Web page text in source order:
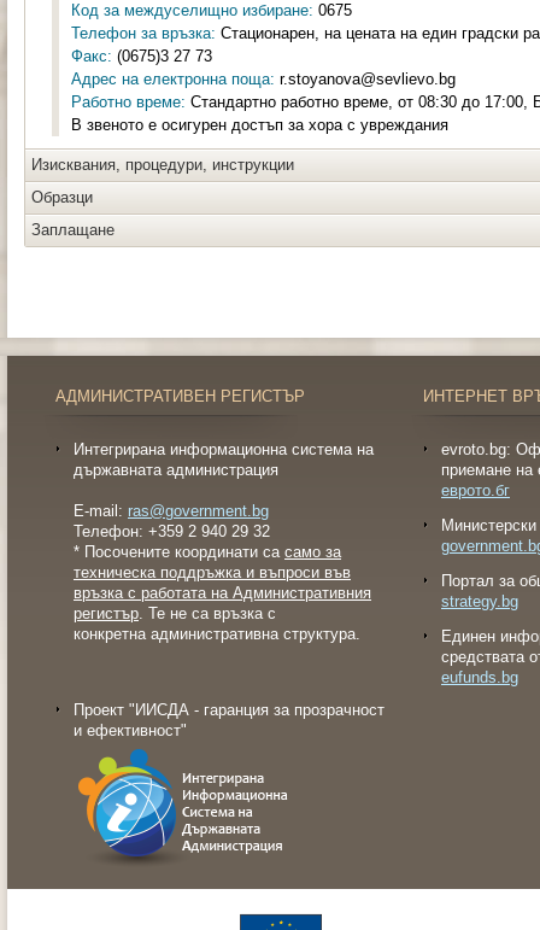
Код за междуселищно избиране: 0675
Телефон за връзка: Стационарен, на цената на един градски
Факс: (0675)3 27 73
Адрес на електронна поща: r.stoyanova@sevlievo.bg
Работно време: Стандартно работно време, от 08:30 до 17:00,
В звеното е осигурен достъп за хора с увреждания
Изисквания, процедури, инструкции
Образци
Заплащане
АДМИНИСТРАТИВЕН РЕГИСТЪР
Интегрирана информационна система на
държавната администрация
E-mail: ras@government.bg
Телефон: +359 2 940 29 32
* Посочените координати са само за
техническа поддръжка и въпроси във
връзка с работата на Административния
регистър. Те не са връзка с
конкретна административна структура.
Проект "ИИСДА - гаранция за прозрачност
и ефективност"
ИНТЕРНЕТ
evroto.bg:
приемане на
еврото.бг
Портал за
strategy.bg
Eдинен
средствата
eufunds.bg